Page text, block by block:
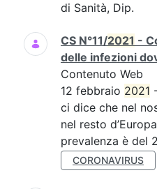
di Sanità, Dip.
CS N°11/2021 -
delle infezioni
Contenuto Web
12 febbraio 2021
ci dice che nel
nel resto
prevalenza è del
CORONAVIRUS